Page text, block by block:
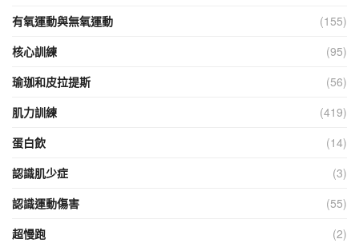
有氧運動與無氧運動
(155)
核心訓練
(95)
瑜珈和皮拉提斯
(56)
肌力訓練
(419)
蛋白飲
(14)
認識肌少症
(3)
認識運動傷害
(55)
超慢跑
(2)